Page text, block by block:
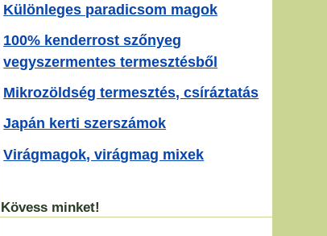
Különleges paradicsom magok
100% kenderrost szőnyeg
vegyszermentes termesztésből
Mikrozöldség termesztés, csíráztatás
Japán kerti szerszámok
Virágmagok, virágmag mixek
Kövess minket!